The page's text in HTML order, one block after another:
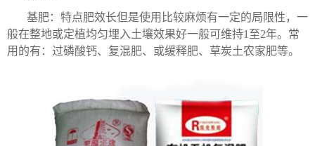
基肥：特点肥效长但是使用比较麻烦有一定的局限性，一
般在整地或定植均匀埋入土壤效果好一般可维持1至2年。常
用的有：过磷酸钙、复混肥、或缓释肥、草炭土农家肥等。